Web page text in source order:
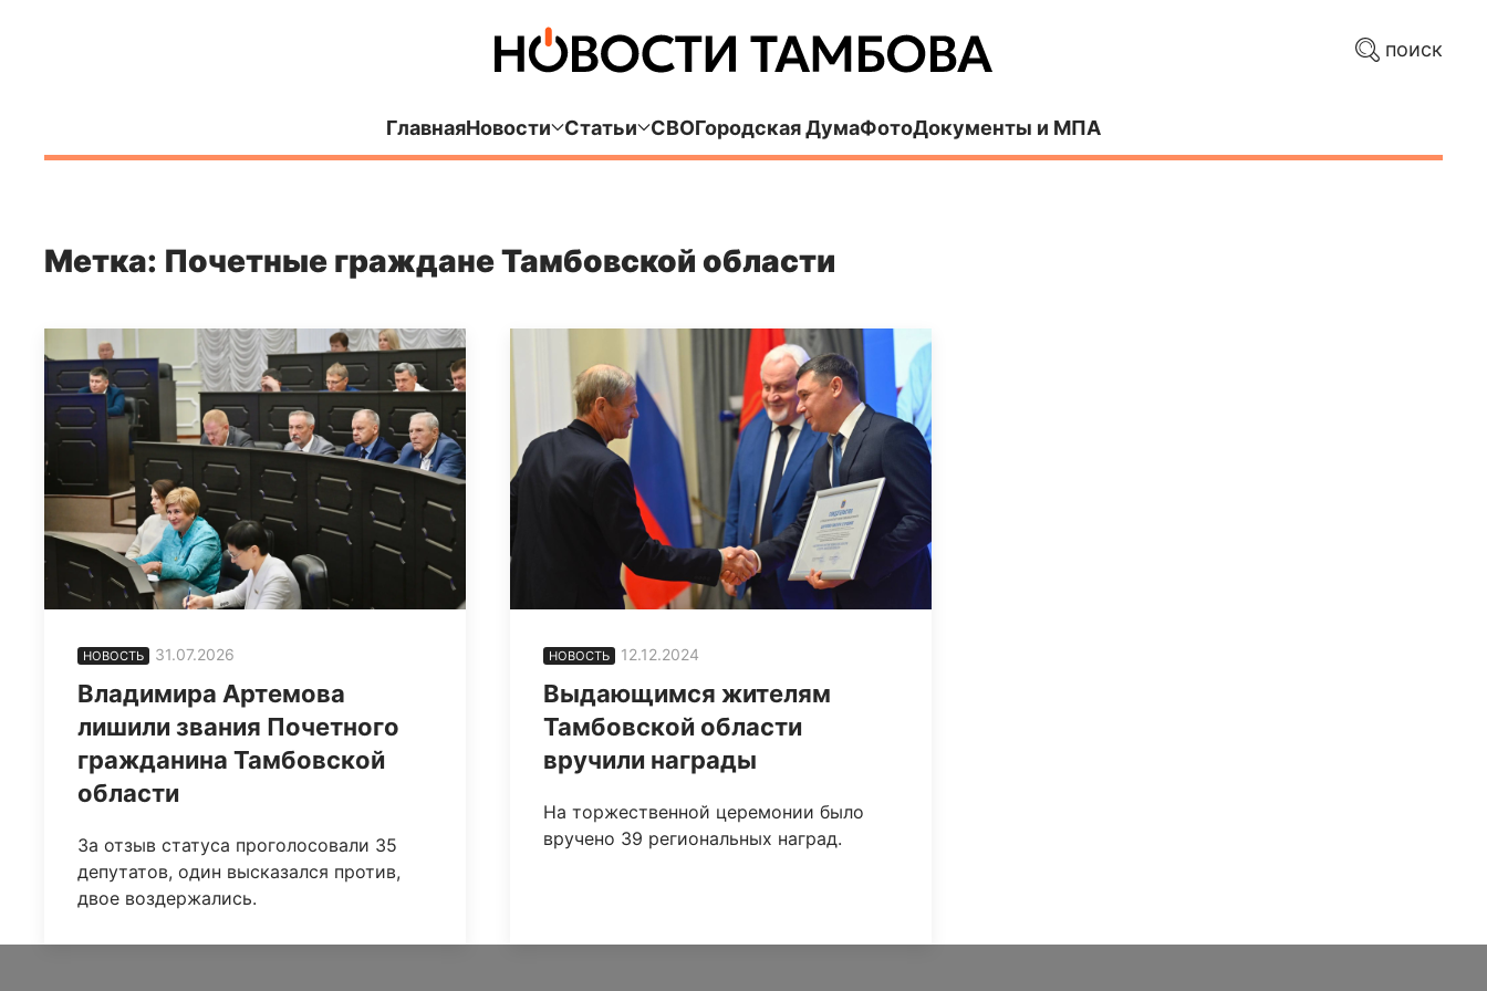
поиск
ГлавнаяНовости Статьи СВОГородская ДумаФотоДокументы и МПА
Метка: Почетные граждане Тамбовской области
НОВОСТЬ 31.07.2026
Владимира Артемова
лишили звания Почетного
гражданина Тамбовской
области
За отзыв статуса проголосовали 35
депутатов, один высказался против,
двое воздержались.
НОВОСТЬ 12.12.2024
Выдающимся жителям
Тамбовской области
вручили награды
На торжественной церемонии было
вручено 39 региональных наград.